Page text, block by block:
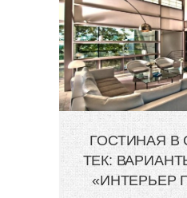
ГОСТИНАЯ В
ТЕК:
«ИНТЕРЬЕР